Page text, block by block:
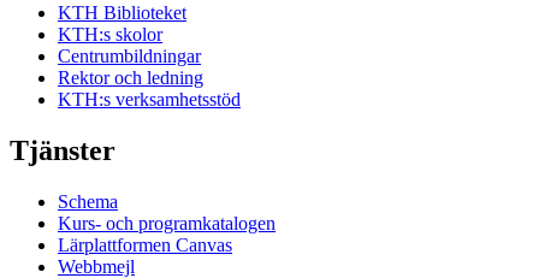
KTH Biblioteket
KTH:s skolor
Centrumbildningar
Rektor och ledning
KTH:s verksamhetsstöd
Tjänster
Schema
Kurs- och programkatalogen
Lärplattformen Canvas
Webbmejl